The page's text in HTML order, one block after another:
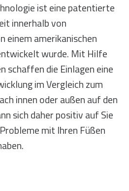
ist eine patentierte
innerhalb von
einem amerikanischen
wurde. Mit Hilfe
schaffen die Einlagen eine
im Vergleich zum
innen oder außen auf den
sich daher positiv auf Sie
mit Ihren Füßen